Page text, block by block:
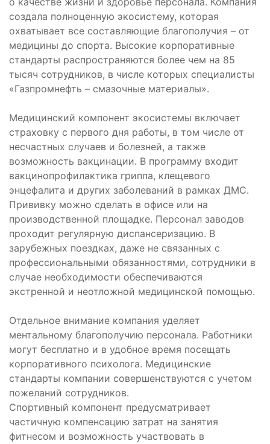
создала полноценную экосистему, которая
охватывает все составляющие благополучия – от
медицины до спорта. Высокие корпоративные
стандарты распространяются более чем на 85
тысяч сотрудников, в числе которых специалисты
«Газпромнефть – смазочные материалы».
Медицинский компонент экосистемы включает
страховку с первого дня работы, в том числе от
несчастных случаев и болезней, а также
возможность вакцинации. В программу входит
вакцинопрофилактика гриппа, клещевого
энцефалита и других заболеваний в рамках ДМС.
Прививку можно сделать в офисе или на
производственной площадке. Персонал заводов
проходит регулярную диспансеризацию. В
зарубежных поездках, даже не связанных с
профессиональными обязанностями, сотрудники в
случае необходимости обеспечиваются
экстренной и неотложной медицинской помощью.
Отдельное внимание компания уделяет
ментальному благополучию персонала. Работники
могут бесплатно и в удобное время посещать
корпоративного психолога. Медицинские
стандарты компании совершенствуются с учетом
пожеланий сотрудников.
Спортивный компонент предусматривает
частичную компенсацию затрат на занятия
фитнесом и возможность участвовать в